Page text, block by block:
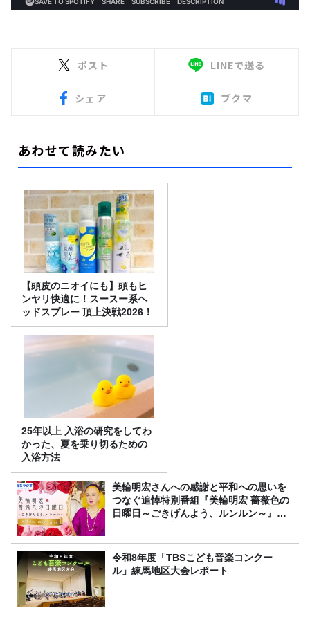
ポスト LINEで送る
シェア ブクマ
あわせて読みたい
【頭皮のニオイにも】頭もヒ
ンヤリ快適に！スースー系ヘ
ッドスプレー 頂上決戦2026！
25年以上 入浴の研究をしてわ
かった、夏を乗り切るための
入浴方法
美輪明宏さんへの感謝と平和への思いを
つなぐ追悼特別番組『美輪明宏 薔薇色の
日曜日～ごきげんよう、ルンルン～』
令和8年度「TBSこども音楽コンクー
ル」練馬地区大会レポート